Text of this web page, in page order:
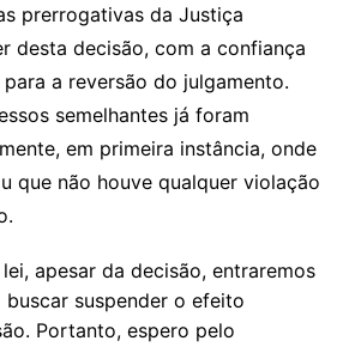
prerrogativas da Justiça
desta decisão, com a confiança
a reversão do julgamento.
semelhantes já foram
em primeira instância, onde
que não houve qualquer violação
apesar da decisão, entraremos
suspender o efeito
Portanto, espero pelo